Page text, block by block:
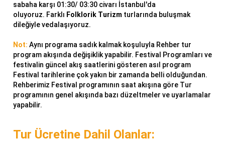
sabaha karşı 01:30/ 03:30 civarı İstanbul'da
oluyoruz. Farklı Folklorik Turizm turlarında buluşmak
dileğiyle vedalaşıyoruz.
Not: Aynı programa sadık kalmak koşuluyla Rehber tur
program akışında değişiklik yapabilir. Festival Programları ve
festivalin güncel akış saatlerini gösteren asıl program
Festival tarihlerine çok yakın bir zamanda belli olduğundan.
Rehberimiz Festival programının saat akışına göre Tur
programının genel akışında bazı düzeltmeler ve uyarlamalar
yapabilir.
Tur Ücretine Dahil Olanlar: